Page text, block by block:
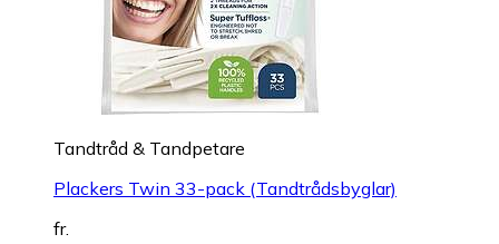
Tandtråd & Tandpetare
Plackers Twin 33-pack (Tandtrådsbyglar)
fr.